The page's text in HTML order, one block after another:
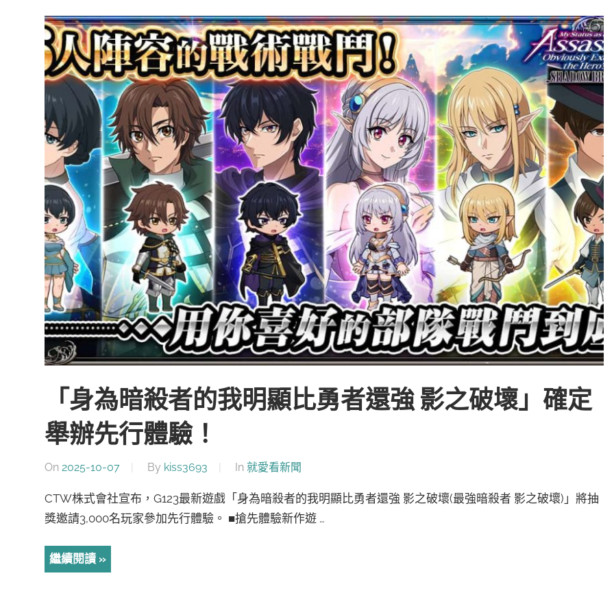
「身為暗殺者的我明顯比勇者還強 影之破壞」確定
舉辦先行體驗！
On 2025-10-07 By kiss3693 In 就愛看新聞
CTW株式會社宣布，G123最新遊戲「身為暗殺者的我明顯比勇者還強 影之破壞(最強暗殺者 影之破壞)」將抽
獎邀請3,000名玩家參加先行體驗。 ■搶先體驗新作遊 …
繼續閱讀